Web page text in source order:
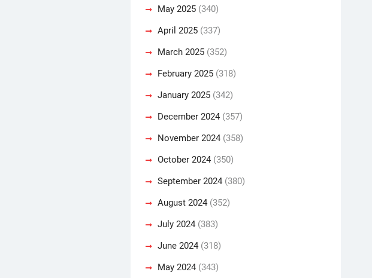
May 2025 (340)
April 2025 (337)
March 2025 (352)
February 2025 (318)
January 2025 (342)
December 2024 (357)
November 2024 (358)
October 2024 (350)
September 2024 (380)
August 2024 (352)
July 2024 (383)
June 2024 (318)
May 2024 (343)